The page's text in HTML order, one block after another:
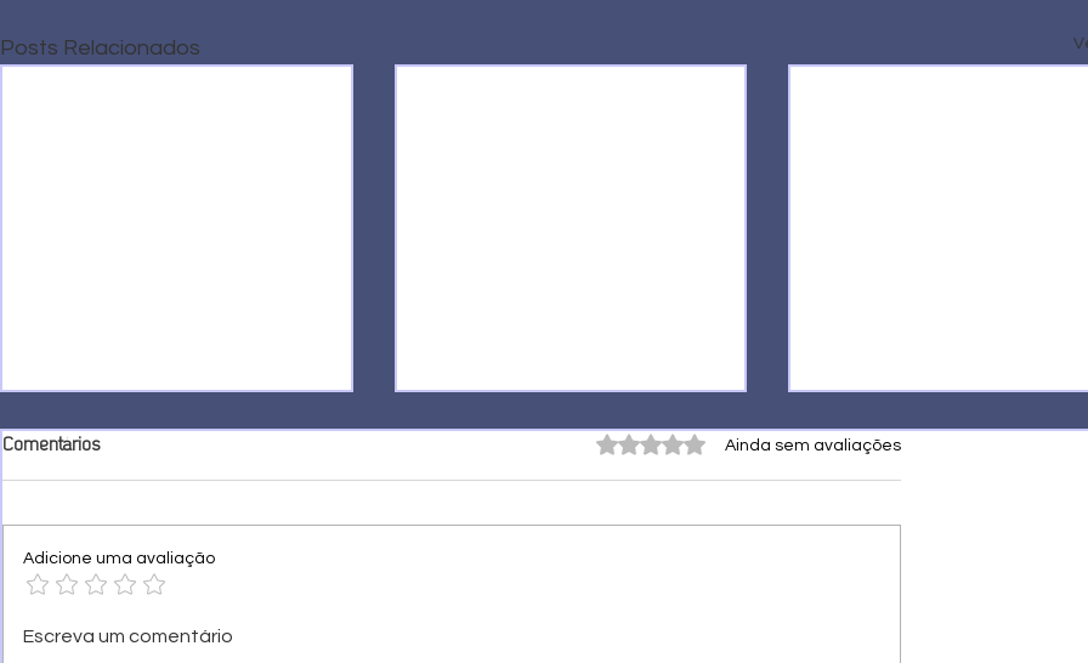
Posts Relacionados
Raul Girondi - Um mestre na
odontologia
Comentários Avaliado com 0 de 5 estrelas.
Ainda sem avaliações
Adicione uma avaliação
Escreva um comentário